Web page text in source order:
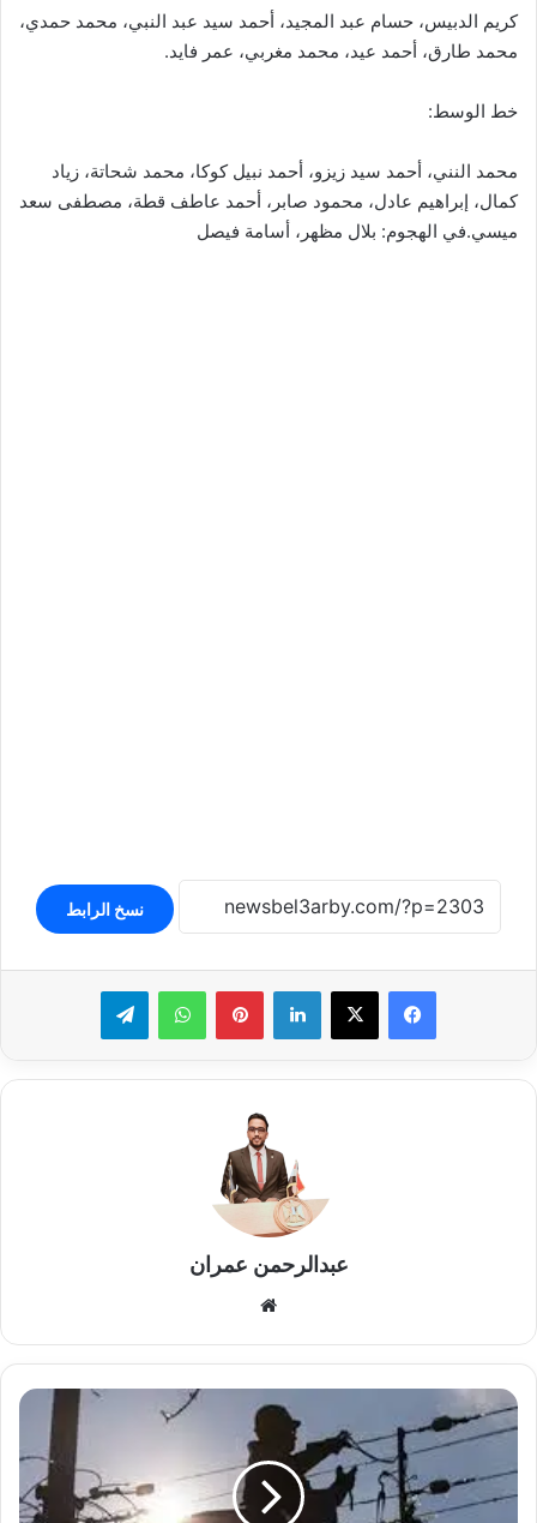
كريم الدبيس، حسام عبد المجيد، أحمد سيد عبد النبي، محمد حمدي،
محمد طارق، أحمد عيد، محمد مغربي، عمر فايد.
خط الوسط:
محمد النني، أحمد سيد زيزو، أحمد نبيل كوكا، محمد شحاتة، زياد
كمال، إبراهيم عادل، محمود صابر، أحمد عاطف قطة، مصطفى سعد
ميسي.في الهجوم: بلال مظهر، أسامة فيصل
نسخ الرابط
لينكدإن بينتيريستواتساب تيلقرام
عبدالرحمن عمران
متى
تنتهي
قطع
الكهرباء